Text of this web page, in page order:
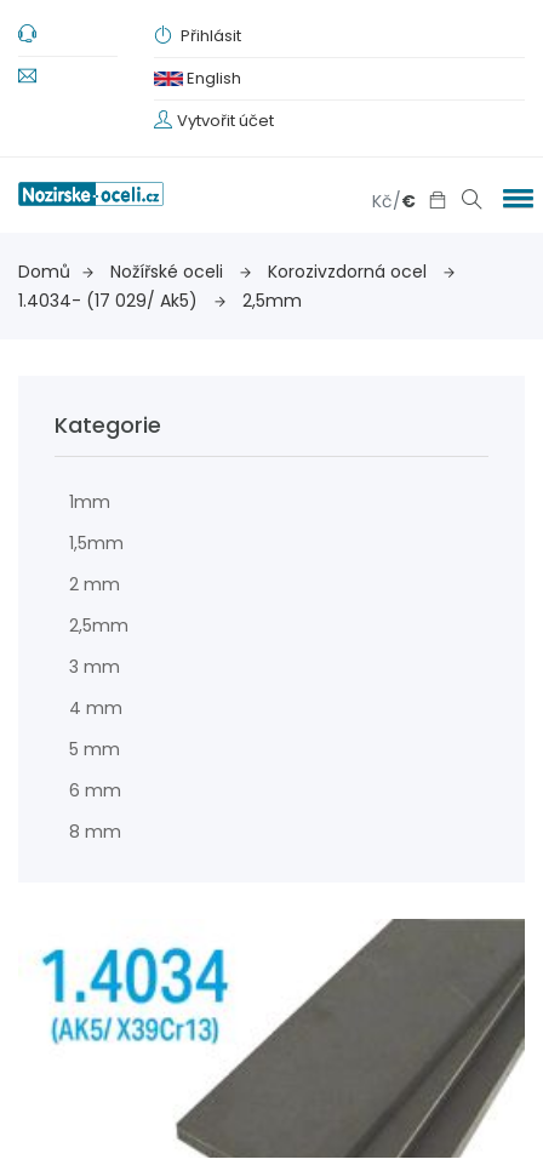
Přihlásit
English
Vytvořit účet
Kč/€
Domů Nožířské oceli
Korozivzdorná ocel
1.4034- (17 029/ Ak5)
2,5mm
Kategorie
1mm
1,5mm
2 mm
2,5mm
3 mm
4 mm
5 mm
6 mm
8 mm